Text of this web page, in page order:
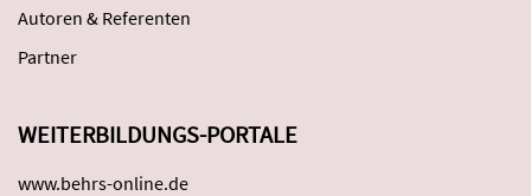
Autoren & Referenten
Partner
WEITERBILDUNGS-PORTALE
www.behrs-online.de